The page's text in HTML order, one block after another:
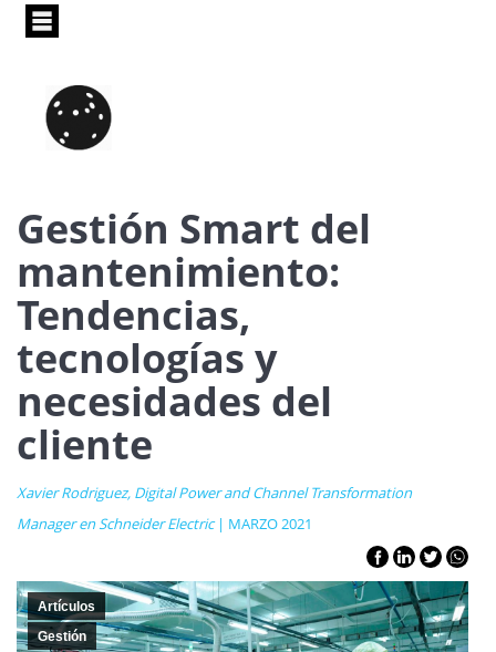
Pasar
principal
Gestión Smart del
mantenimiento:
Tendencias,
tecnologías y
necesidades del
cliente
Xavier Rodriguez, Digital Power and Channel Transformation
Manager en Schneider Electric| MARZO 2021
Artículos
Gestión